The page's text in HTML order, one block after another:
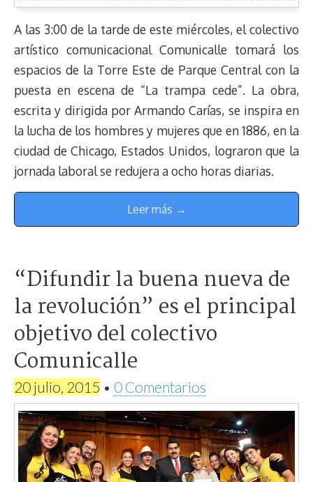
A las 3:00 de la tarde de este miércoles, el colectivo
artístico comunicacional Comunicalle tomará los
espacios de la Torre Este de Parque Central con la
puesta en escena de “La trampa cede”. La obra,
escrita y dirigida por Armando Carías, se inspira en
la lucha de los hombres y mujeres que en 1886, en la
ciudad de Chicago, Estados Unidos, lograron que la
jornada laboral se redujera a ocho horas diarias.
Leer más →
“Difundir la buena nueva de
la revolución” es el principal
objetivo del colectivo
Comunicalle
20 julio, 2015 • 0 Comentarios